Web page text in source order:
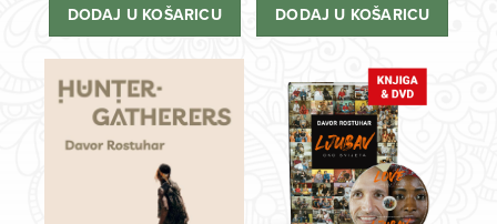
DODAJ U KOŠARICU DODAJ U KOŠARICU